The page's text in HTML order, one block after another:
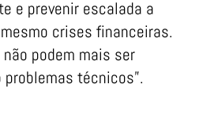
e prevenir escalada a
crises financeiras.
podem mais ser
técnicos”.